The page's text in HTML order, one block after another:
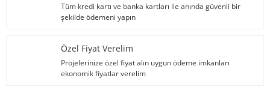
Tüm kredi kartı ve banka kartları ile anında güvenli bir
şekilde ödemeni yapın
Özel Fiyat Verelim
Projelerinize özel fiyat alın uygun ödeme imkanları
ekonomik fiyatlar verelim